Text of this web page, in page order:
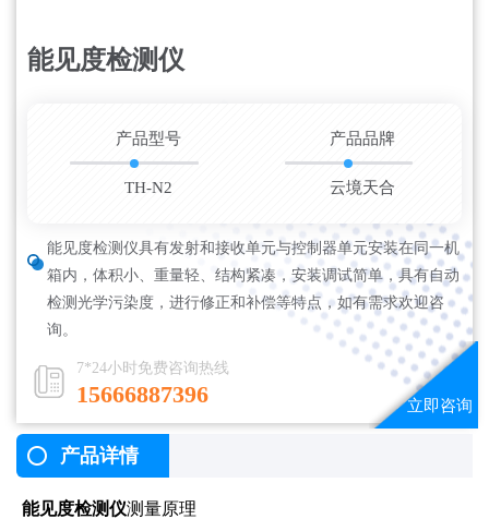
能见度检测仪
产品型号
TH-N2
产品品牌
云境天合
能见度检测仪具有发射和接收单元与控制器单元安装在同一机
箱内，体积小、重量轻、结构紧凑，安装调试简单，具有自动
检测光学污染度，进行修正和补偿等特点，如有需求欢迎咨
询。
7*24小时免费咨询热线
15666887396
产品详情
能见度检测仪测量原理